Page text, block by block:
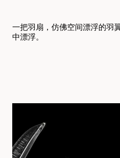
一把羽扇，仿佛空间漂浮的羽
中漂浮。